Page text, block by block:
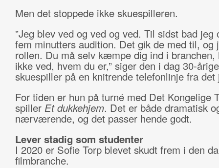
Men det stoppede ikke skuespilleren.
”Jeg blev ved og ved og ved. Til sidst bad jeg
fem minutters audition. Det gik de med til, og
rollen. Du må selv kæmpe dig ind i branchen,
ikke ved, hvem du er,” siger den i dag 30-årige
skuespiller på en knitrende telefonlinje fra det
For tiden er hun på turné med Det Kongelige
spiller Et dukkehjem. Det er både dramatisk
nærværende, og det passer hende godt.
Lever stadig som studenter
I 2020 er Sofie Torp blevet skudt frem i den
filmbranche.